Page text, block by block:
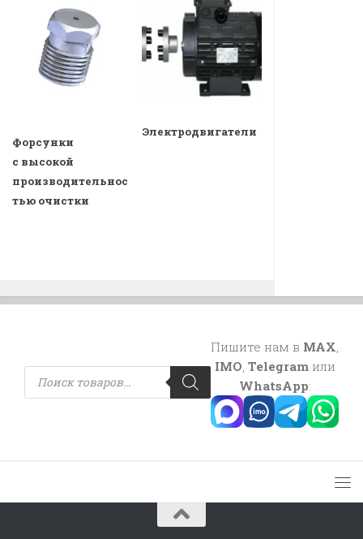
Форсунки
с высокой
производительнос
тью очистки
Электродвигатели
Поиск
товаров
Пишите нам в MAX,
IMO, Telegramили
WhatsApp: